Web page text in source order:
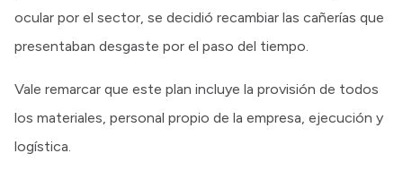
ocular por el sector, se decidió recambiar las cañerías que
presentaban desgaste por el paso del tiempo.
Vale remarcar que este plan incluye la provisión de todos
los materiales, personal propio de la empresa, ejecución y
logística.